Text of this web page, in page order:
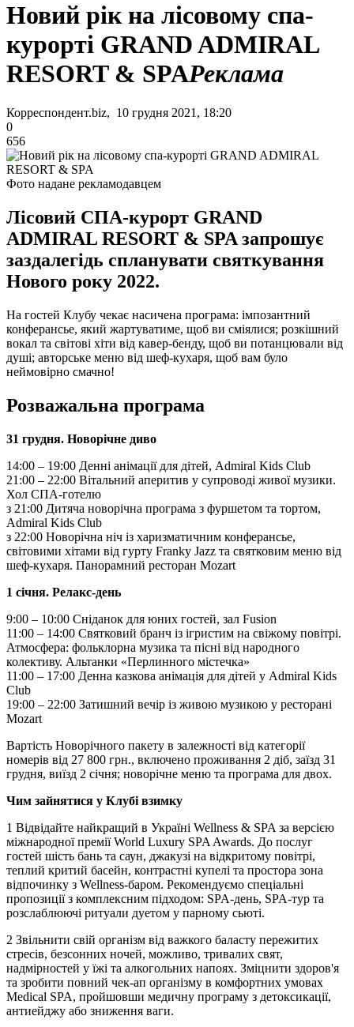
Новий рік на лісовому спа-
курорті GRAND ADMIRAL
RESORT & SPAРеклама
Корреспондент.biz, 10 грудня 2021, 18:20
0
656
Фото надане рекламодавцем
Лісовий СПА-курорт GRAND
ADMIRAL RESORT & SPA запрошує
заздалегідь спланувати святкування
Нового року 2022.
На гостей Клубу чекає насичена програма: імпозантний
конферансье, який жартуватиме, щоб ви сміялися; розкішний
вокал та світові хіти від кавер-бенду, щоб ви потанцювали від
душі; авторське меню від шеф-кухаря, щоб вам було
неймовірно смачно!
Розважальна програма
31 грудня. Новорічне диво
14:00 – 19:00 Денні анімації для дітей, Admiral Kids Club
21:00 – 22:00 Вітальний аперитив у супроводі живої музики.
Хол СПА-готелю
з 21:00 Дитяча новорічна програма з фуршетом та тортом,
Admiral Kids Club
з 22:00 Новорічна ніч із харизматичним конферансье,
світовими хітами від гурту Franky Jazz та святковим меню від
шеф-кухаря. Панорамний ресторан Mozart
1 січня. Релакс-день
9:00 – 10:00 Сніданок для юних гостей, зал Fusion
11:00 – 14:00 Святковий бранч із ігристим на свіжому повітрі.
Атмосфера: фольклорна музика та пісні від народного
колективу. Альтанки «Перлинного містечка»
11:00 – 17:00 Денна казкова анімація для дітей у Admiral Kids
Club
19:00 – 22:00 Затишний вечір із живою музикою у ресторані
Mozart
Вартість Новорічного пакету в залежності від категорії
номерів від 27 800 грн., включено проживання 2 діб, заїзд 31
грудня, виїзд 2 січня; новорічне меню та програма для двох.
Чим зайнятися у Клубі взимку
1 Відвідайте найкращий в Україні Wellness & SPA за версією
міжнародної премії World Luxury SPA Awards. До послуг
гостей шість бань та саун, джакузі на відкритому повітрі,
теплий критий басейн, контрастні купелі та простора зона
відпочинку з Wellness-баром. Рекомендуємо спеціальні
пропозиції з комплексним підходом: SPA-день, SPA-тур та
розслаблюючі ритуали дуетом у парному сьюті.
2 Звільнити свій організм від важкого баласту пережитих
стресів, безсонних ночей, можливо, тривалих свят,
надмірностей у їжі та алкогольних напоях. Зміцнити здоров'я
та зробити повний чек-ап організму в комфортних умовах
Medical SPA, пройшовши медичну програму з детоксикації,
антиейджу або зниження ваги.